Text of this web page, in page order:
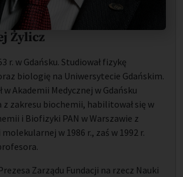
Żylicz
r. w Gdańsku. Studiował fizykę
biologię na Uniwersytecie Gdańskim.
w Akademii Medycznej w Gdańsku
zakresu biochemii, habilitował się w
i Biofizyki PAN w Warszawie z
w 1986 r., zaś w 1992 r.
Zarządu Fundacji na rzecz Nauki